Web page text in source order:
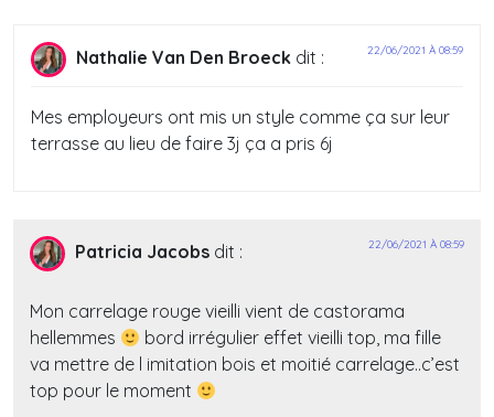
Nathalie Van Den Broeck dit : 22/06/2021 À 08:59
Mes employeurs ont mis un style comme ça sur leur
terrasse au lieu de faire 3j ça a pris 6j
Patricia Jacobs dit : 22/06/2021 À 08:59
Mon carrelage rouge vieilli vient de castorama
hellemmes
bord irrégulier effet vieilli top, ma fille
va mettre de l imitation bois et moitié carrelage..c’est
top pour le moment